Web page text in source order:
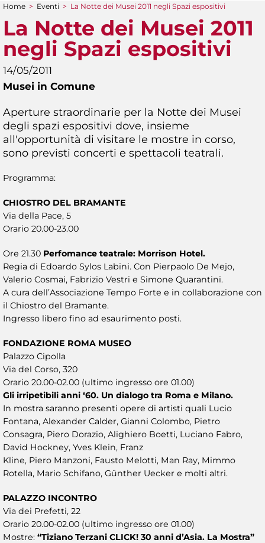
Tu sei qui
Home > Eventi > La Notte dei Musei 2011 negli Spazi espositivi
La Notte dei Musei 2011
negli Spazi espositivi
14/05/2011
Musei in Comune
Aperture straordinarie per la Notte dei Musei
degli spazi espositivi dove, insieme
all'opportunità di visitare le mostre in corso,
sono previsti concerti e spettacoli teatrali.
Programma:
CHIOSTRO DEL BRAMANTE
Via della Pace, 5
Orario 20.00-23.00
Ore 21.30 Perfomance teatrale: Morrison Hotel.
Regia di Edoardo Sylos Labini. Con Pierpaolo De Mejo,
Valerio Cosmai, Fabrizio Vestri e Simone Quarantini.
A cura dell’Associazione Tempo Forte e in collaborazione con
il Chiostro del Bramante.
Ingresso libero fino ad esaurimento posti.
FONDAZIONE ROMA MUSEO
Palazzo Cipolla
Via del Corso, 320
Orario 20.00-02.00 (ultimo ingresso ore 01.00)
Gli irripetibili anni ‘60. Un dialogo tra Roma e Milano.
In mostra saranno presenti opere di artisti quali Lucio
Fontana, Alexander Calder, Gianni Colombo, Pietro
Consagra, Piero Dorazio, Alighiero Boetti, Luciano Fabro,
David Hockney, Yves Klein, Franz
Kline, Piero Manzoni, Fausto Melotti, Man Ray, Mimmo
Rotella, Mario Schifano, Günther Uecker e molti altri.
PALAZZO INCONTRO
Via dei Prefetti, 22
Orario 20.00-02.00 (ultimo ingresso ore 01.00)
Mostre: “Tiziano Terzani CLICK! 30 anni d’Asia. La Mostra”